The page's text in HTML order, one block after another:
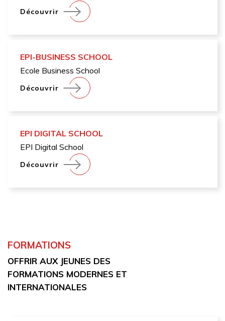
Découvrir
EPI-BUSINESS SCHOOL
Ecole Business School
Découvrir
EPI DIGITAL SCHOOL
EPI Digital School
Découvrir
FORMATIONS
OFFRIR AUX JEUNES DES
FORMATIONS MODERNES ET
INTERNATIONALES